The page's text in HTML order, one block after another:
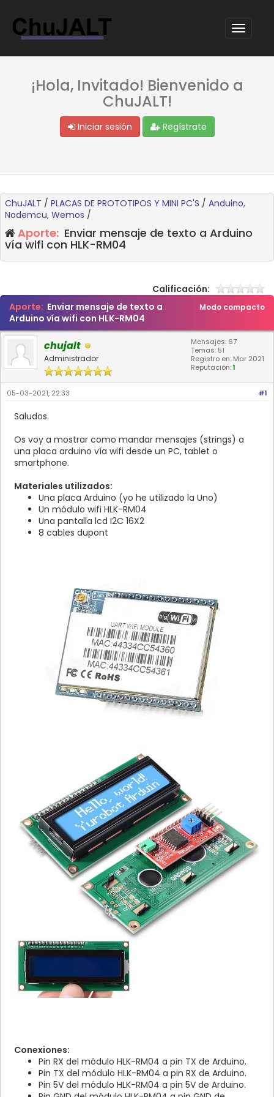
¡Hola, Invitado! Bienvenido a
ChuJALT!
Iniciar sesión Regístrate
ChuJALT / PLACAS DE PROTOTIPOS Y MINI PC'S / Anduino,
Nodemcu, Wemos /
Aporte: Enviar mensaje de texto a Arduino
vía wifi con HLK-RM04
Calificación:
Modo compacto
Aporte: Enviar mensaje de texto a
Arduino vía wifi con HLK-RM04
chujalt
Administrador
Mensajes: 67
Temas: 51
Registro en: Mar 2021
Reputación:1
#1
05-03-2021, 22:33
Saludos.
Os voy a mostrar como mandar mensajes (strings) a
una placa arduino vía wifi desde un PC, tablet o
smartphone.
Materiales utilizados:
Una placa Arduino (yo he utilizado la Uno)
Un módulo wifi HLK-RM04
Una pantalla lcd I2C 16X2
8 cables dupont
Conexiones:
Pin RX del módulo HLK-RM04 a pin TX de Arduino.
Pin TX del módulo HLK-RM04 a pin RX de Arduino.
Pin 5V del módulo HLK-RM04 a pin 5V de Arduino.